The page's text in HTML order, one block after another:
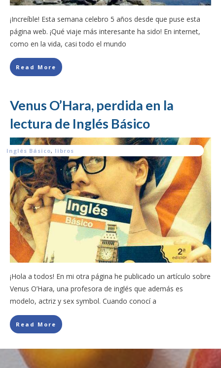
¡Increíble! Esta semana celebro 5 años desde que puse esta
página web. ¡Qué viaje más interesante ha sido! En internet,
como en la vida, casi todo el mundo
Read More
Venus O’Hara, perdida en la
lectura de Inglés Básico
Inglés Básico, libros
¡Hola a todos! En mi otra página he publicado un artículo sobre
Venus O’Hara, una profesora de inglés que además es
modelo, actriz y sex symbol. Cuando conocí a
Read More